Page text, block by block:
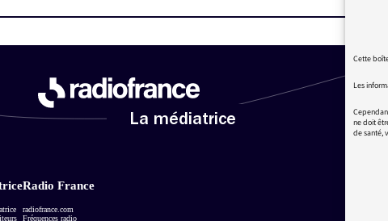
La médiatrice
Radio France
radiofrance.com
Fréquences radio
Cette
Les
ne doit
de santé,